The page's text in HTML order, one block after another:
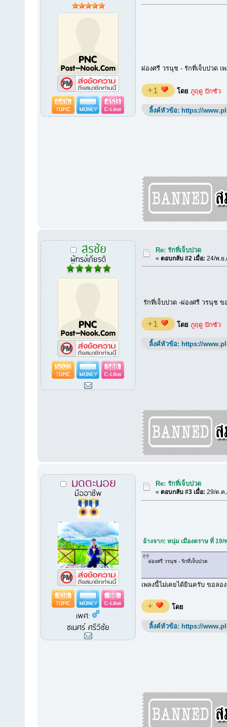
6416 4513
ผ่องศรี วรนุช - รักที่เจ็บปวด
+1 โดย ภูฤดู ปักซัว
ลิ้งค์หัวข้อ: https://
สุรชัย
ผู้ทรงเกียรติ
5022 588
Re: รักที่เจ็บปวด
«ตอบกลับ #2 เมื่อ: 24/พ.ย
รักที่เจ็บปวด -ผ่องศรี วรนุช ข
+1 โดย ภูฤดู ปักซัว
ลิ้งค์หัวข้อ: https://
มดตะนอย
มืออาชีพ
108
98
เพศ:
ชเนศร์ ศรีวิชัย
Re: รักที่เจ็บปวด
«ตอบกลับ #3 เมื่อ: 29/ต.ค
อ้างจาก: หนุ่ม เมืองตราษ ที่ 19/
ผ่องศรี วรนุช - รักที่เจ็บปวด
เพลงนี้ไม่เคยได้ยินครับ ขอล
+ โดย
ลิ้งค์หัวข้อ: https://